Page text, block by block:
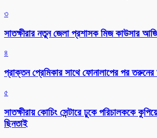
৩
সাতক্ষীরার নতুন জেলা প্রশাসক মিজ কাউসার
৪
প্রাক্তন প্রেমিকার সাথে ফোনালাপের পর তরুনের
৫
সাতক্ষীরায় কোচিং সেন্টারে ঢুকে পরিচালককে
ছিনতাই